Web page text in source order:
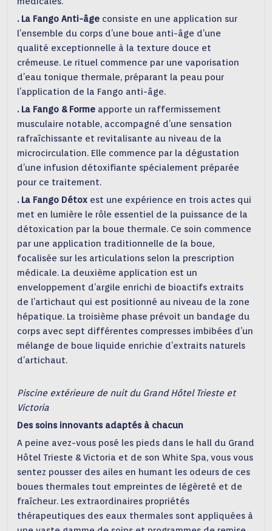
. La Fango Anti-âge consiste en une application sur
l’ensemble du corps d’une boue anti-âge d’une
qualité exceptionnelle à la texture douce et
crémeuse. Le rituel commence par une vaporisation
d’eau tonique thermale, préparant la peau pour
l’application de la Fango anti-âge.
. La Fango & Forme apporte un raffermissement
musculaire notable, accompagné d’une sensation
rafraîchissante et revitalisante au niveau de la
microcirculation. Elle commence par la dégustation
d’une infusion détoxifiante spécialement préparée
pour ce traitement.
. La Fango Détox est une expérience en trois actes qui
met en lumière le rôle essentiel de la puissance de la
détoxication par la boue thermale. Ce soin commence
par une application traditionnelle de la boue,
focalisée sur les articulations selon la prescription
médicale. La deuxième application est un
enveloppement d’argile enrichi de bioactifs extraits
de l’artichaut qui est positionné au niveau de la zone
hépatique. La troisième phase prévoit un bandage du
corps avec sept différentes compresses imbibées d’un
mélange de boue liquide enrichie d’extraits naturels
d’artichaut.
Piscine extérieure de nuit du Grand Hôtel Trieste et
Victoria
Des soins innovants adaptés à chacun
A peine avez-vous posé les pieds dans le hall du Grand
Hôtel Trieste & Victoria et de son White Spa, vous vous
sentez pousser des ailes en humant les odeurs de ces
boues thermales tout empreintes de légèreté et de
fraîcheur. Les extraordinaires propriétés
thérapeutiques des eaux thermales sont appliquées à